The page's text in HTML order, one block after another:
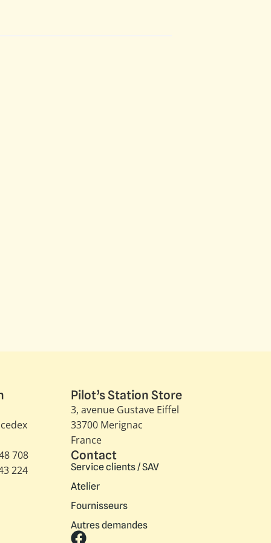
708
224
Pilot’s Station Store
3, avenue Gustave Eiffel​
33700 Merignac
France
Contact
Service clients / SAV
Atelier
Fournisseurs
Autres demandes